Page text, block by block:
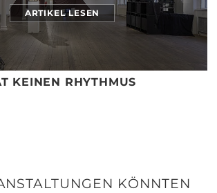
ARTIKEL LESEN
KEINEN RHYTHMUS
KÖNNTEN